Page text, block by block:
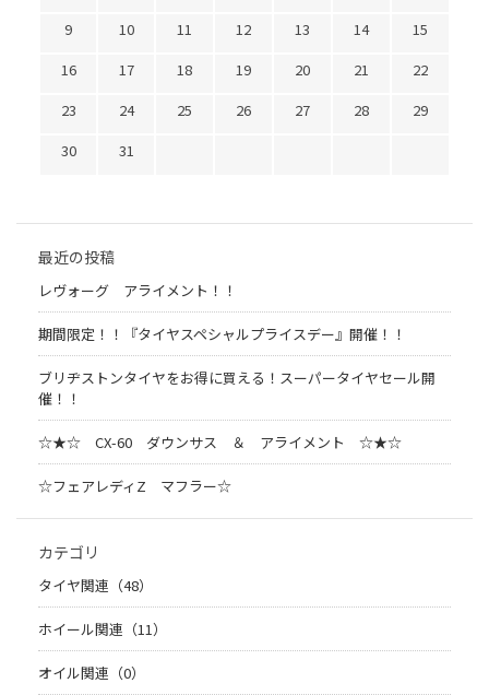
9
10 11 12 13 14
15
16
17 18 19 20 21
22
23
24 25 26 27 28
29
30
31
最近の投稿
レヴォーグ アライメント！！
期間限定！！『タイヤスペシャルプライスデー』開催！！
ブリヂストンタイヤをお得に買える！スーパータイヤセール開
催！！
☆★☆ CX-60 ダウンサス ＆ アライメント ☆★☆
☆フェアレディZ マフラー☆
カテゴリ
タイヤ関連（48）
ホイール関連（11）
オイル関連（0）